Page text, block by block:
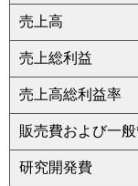
売上高
売上総利益
売上高総利益率
販売費および一
研究開発費